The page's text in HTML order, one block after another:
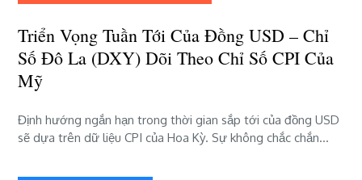
Chỉ
số
đô
dõi
theo
Triển Vọng Tuần Tới Của Đồng USD – Chỉ
Số Đô La (DXY) Dõi Theo Chỉ Số CPI Của
Mỹ
Định hướng ngắn hạn trong thời gian sắp tới của đồng USD
sẽ dựa trên dữ liệu CPI của Hoa Kỳ. Sự không chắc chắn…